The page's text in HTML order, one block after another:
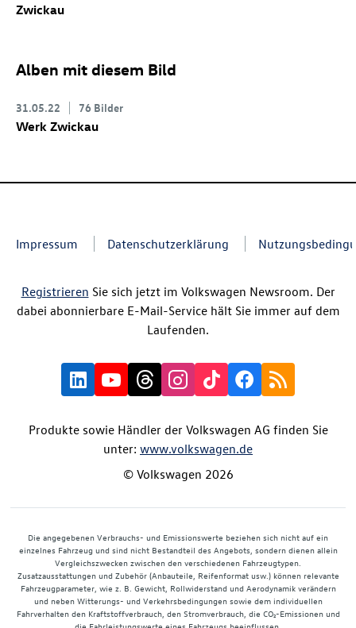
Zwickau
Alben mit diesem Bild
31.05.22 76 Bilder
Werk Zwickau
Impressum Datenschutzerklärung
Registrieren Sie sich jetzt im Volkswagen Newsroom. Der
dabei abonnierbare E-Mail-Service hält Sie immer auf dem
Laufenden.
Produkte sowie Händler der Volkswagen AG finden Sie
unter: www.volkswagen.de
© Volkswagen 2026
Die angegebenen Verbrauchs- und Emissionswerte beziehen sich nicht auf ein
einzelnes Fahrzeug und sind nicht Bestandteil des Angebots, sondern dienen allein
Vergleichszwecken zwischen den verschiedenen Fahrzeugtypen.
Zusatzausstattungen und Zubehör (Anbauteile, Reifenformat usw.) können relevante
Fahrzeugparameter, wie z. B. Gewicht, Rollwiderstand und Aerodynamik verändern
und neben Witterungs- und Verkehrsbedingungen sowie dem individuellen
Fahrverhalten den Kraftstoffverbrauch, den Stromverbrauch, die CO₂-Emissionen und